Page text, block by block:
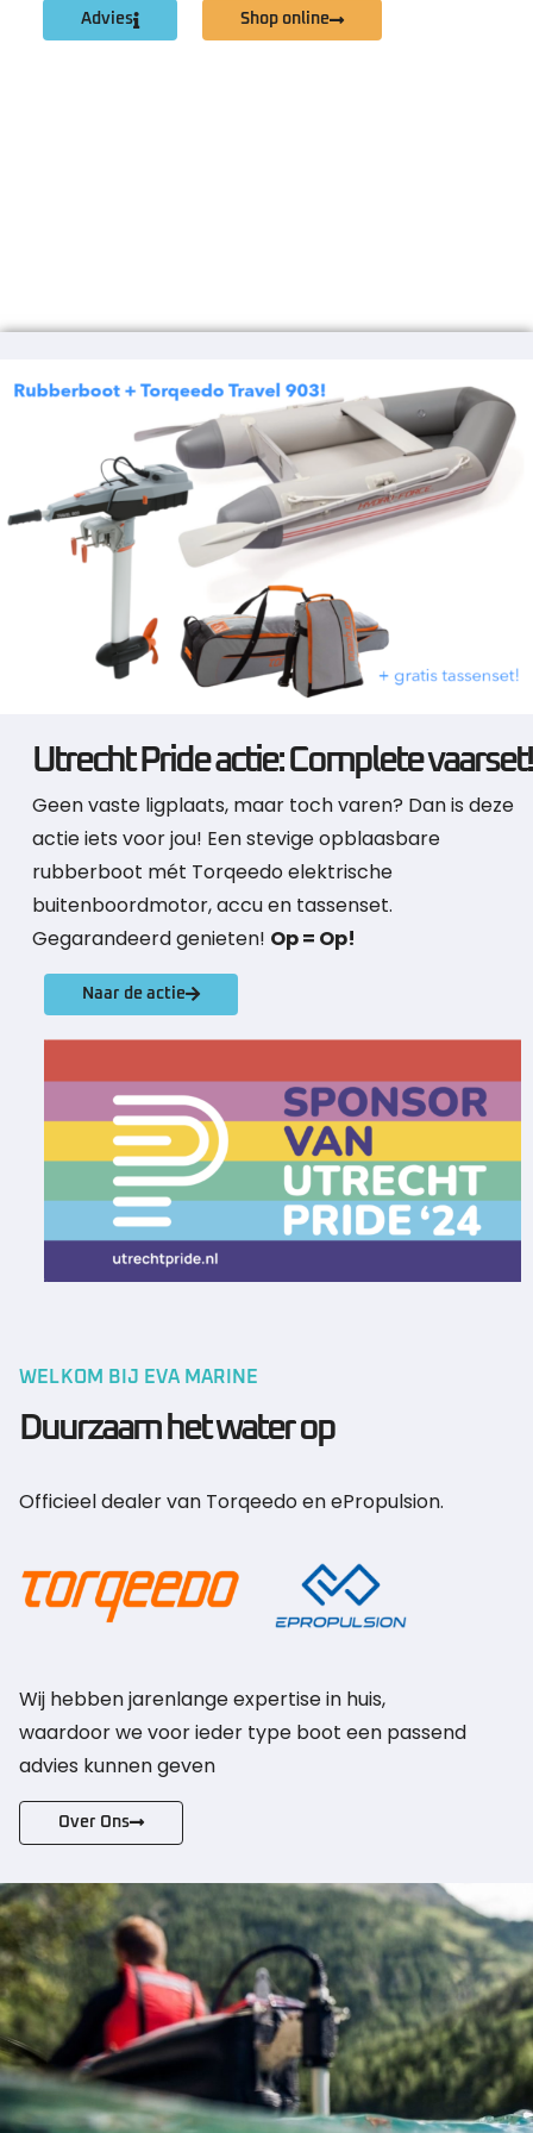
Advies Shop online
Utrecht Pride actie: Complete vaarset!
Geen vaste ligplaats, maar toch varen? Dan is deze
actie iets voor jou! Een stevige opblaasbare
rubberboot mét Torqeedo elektrische
buitenboordmotor, accu en tassenset.
Gegarandeerd genieten! Op = Op!
Naar de actie
WELKOM BIJ EVA MARINE
Duurzaam het water op
Officieel dealer van TorqeedoenePropulsion.
Wij hebben jarenlange expertise in huis,
waardoor we voor ieder type boot een passend
advies kunnen geven
Over Ons